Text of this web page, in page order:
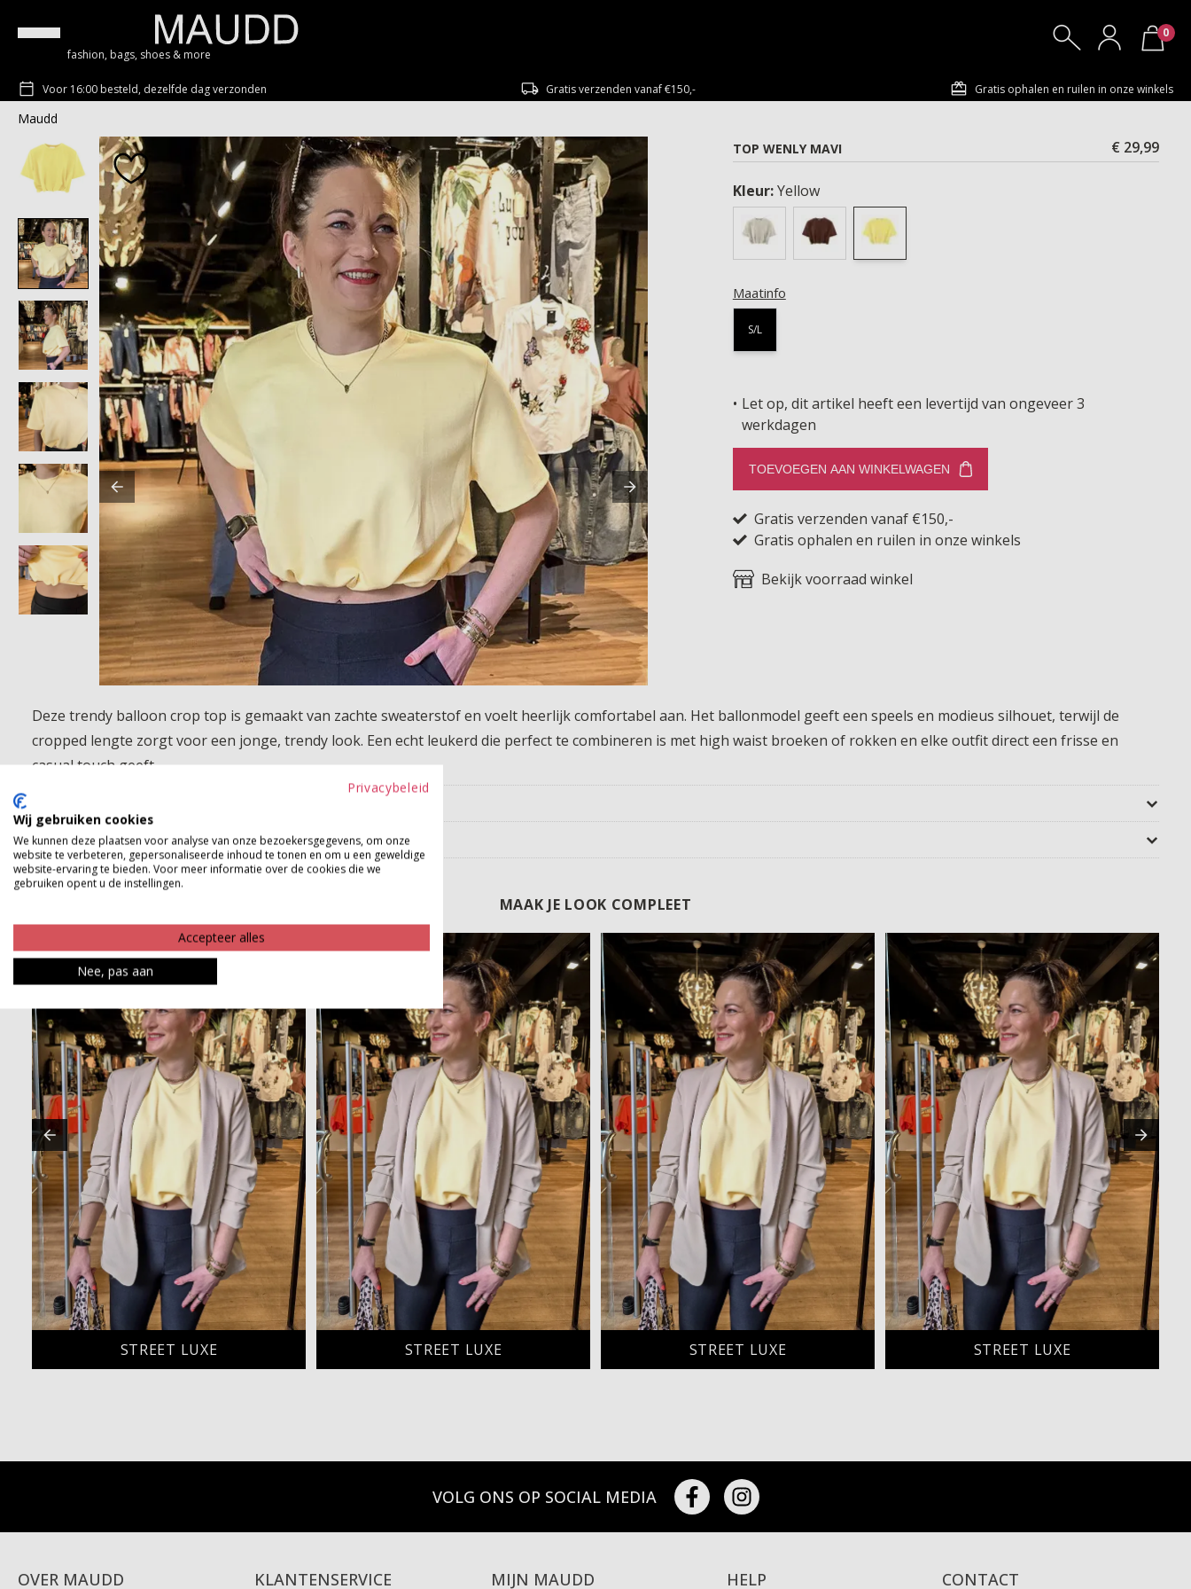
fashion, bags, shoes & more
0
Voor 16:00 besteld, dezelfde dag verzonden Gratis verzenden vanaf €150,- Gratis ophalen en ruilen in onze winkels
Maudd
TOP WENLY MAVI
€ 29,99
Kleur:Yellow
Maatinfo
S/L
Let op, dit artikel heeft een levertijd van ongeveer 3
werkdagen
TOEVOEGEN AAN WINKELWAGEN
Gratis verzenden vanaf €150,-
Gratis ophalen en ruilen in onze winkels
Bekijk voorraad winkel
Deze trendy balloon crop top is gemaakt van zachte sweaterstof en voelt heerlijk comfortabel aan. Het ballonmodel geeft een speels en modieus silhouet, terwijl de
cropped lengte zorgt voor een jonge, trendy look. Een echt leukerd die perfect te combineren is met high waist broeken of rokken en elke outfit direct een frisse en
casual touch geeft.
Betaalinformatie
MAAK JE LOOK COMPLEET
STREET LUXE STREET LUXE STREET LUXE STREET LUXE
VOLG ONS OP SOCIAL MEDIA
OVER MAUDD KLANTENSERVICE MIJN MAUDD HELP CONTACT
Privacybeleid
Wij gebruiken cookies
We kunnen deze plaatsen voor analyse van onze bezoekersgegevens, om onze
website te verbeteren, gepersonaliseerde inhoud te tonen en om u een geweldige
website-ervaring te bieden. Voor meer informatie over de cookies die we
gebruiken opent u de instellingen.
Accepteer alles
Nee, pas aan